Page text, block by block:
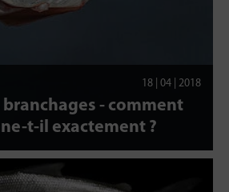
18 | 04 | 2018
branchages - comment
t-il exactement ?